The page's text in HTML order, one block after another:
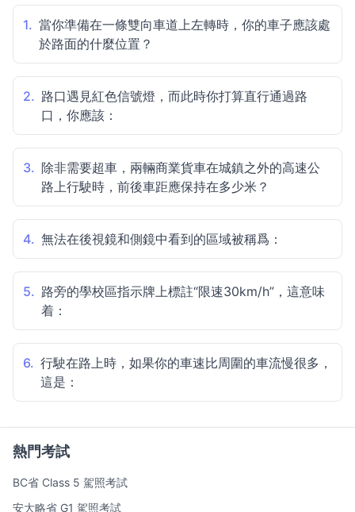
1. 當你準備在一條雙向車道上左轉時，你的車子應該處
於路面的什麼位置？
2. 路口遇見紅色信號燈，而此時你打算直行通過路
口，你應該：
3. 除非需要超車，兩輛商業貨車在城鎮之外的高速公
路上行駛時，前後車距應保持在多少米？
4. 無法在後視鏡和側鏡中看到的區域被稱爲：
5. 路旁的學校區指示牌上標註“限速30km/h”，這意味
着：
6. 行駛在路上時，如果你的車速比周圍的車流慢很多，
這是：
熱門考試
BC省 Class 5 駕照考試
安大略省 G1 駕照考試